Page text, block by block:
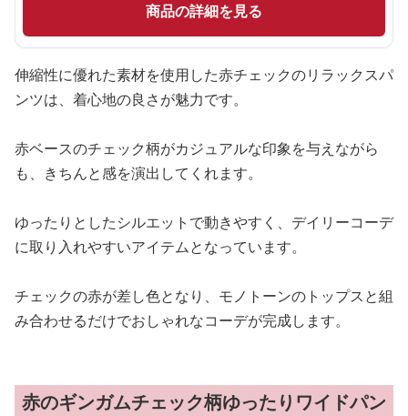
商品の詳細を見る
伸縮性に優れた素材を使用した赤チェックのリラックスパ
ンツは、着心地の良さが魅力です。
赤ベースのチェック柄がカジュアルな印象を与えながら
も、きちんと感を演出してくれます。
ゆったりとしたシルエットで動きやすく、デイリーコーデ
に取り入れやすいアイテムとなっています。
チェックの赤が差し色となり、モノトーンのトップスと組
み合わせるだけでおしゃれなコーデが完成します。
赤のギンガムチェック柄ゆったりワイドパン